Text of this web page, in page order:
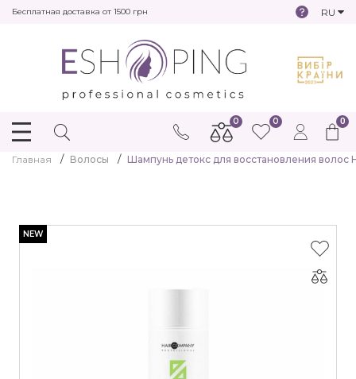
Бесплатная доставка от 1500 грн RU
0
0 0
Главная Волосы Шампунь детокс для восстановления
NEW